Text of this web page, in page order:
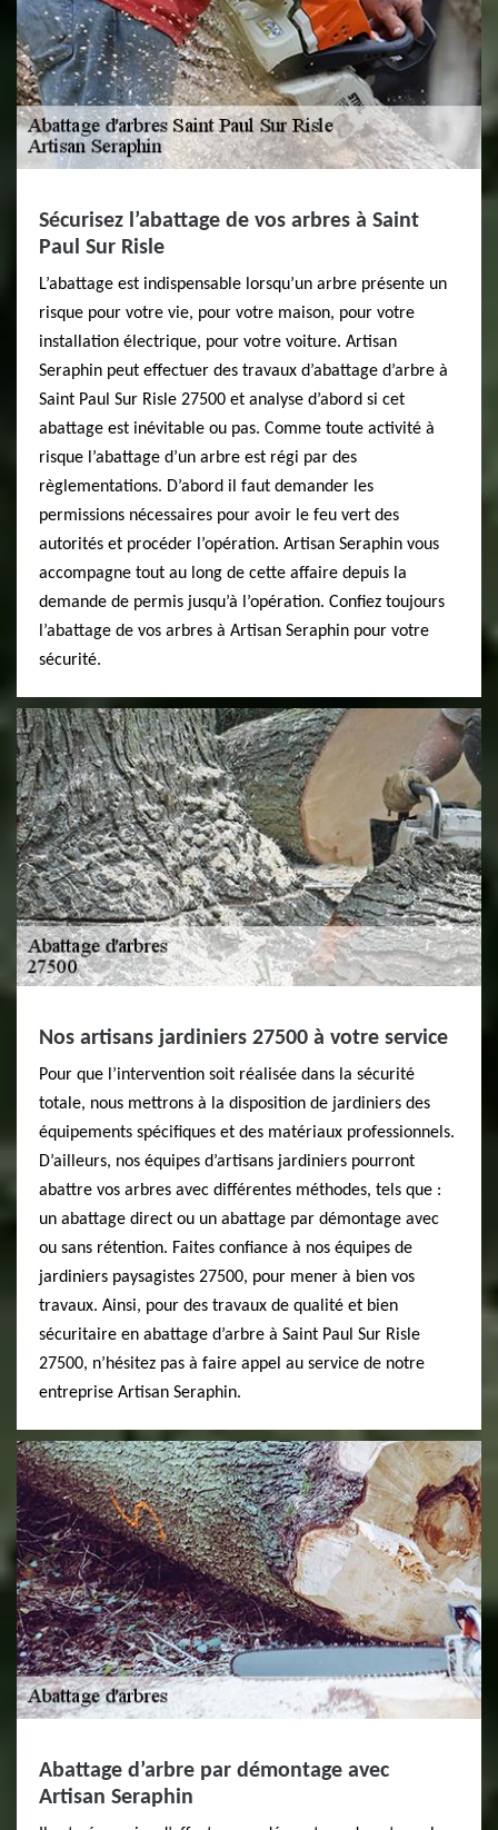
Sécurisez l’abattage de vos arbres à Saint
Paul Sur Risle
L’abattage est indispensable lorsqu’un arbre présente un
risque pour votre vie, pour votre maison, pour votre
installation électrique, pour votre voiture. Artisan
Seraphin peut effectuer des travaux d’abattage d’arbre à
Saint Paul Sur Risle 27500 et analyse d’abord si cet
abattage est inévitable ou pas. Comme toute activité à
risque l’abattage d’un arbre est régi par des
règlementations. D’abord il faut demander les
permissions nécessaires pour avoir le feu vert des
autorités et procéder l’opération. Artisan Seraphin vous
accompagne tout au long de cette affaire depuis la
demande de permis jusqu’à l’opération. Confiez toujours
l’abattage de vos arbres à Artisan Seraphin pour votre
sécurité.
Nos artisans jardiniers 27500 à votre service
Pour que l’intervention soit réalisée dans la sécurité
totale, nous mettrons à la disposition de jardiniers des
équipements spécifiques et des matériaux professionnels.
D’ailleurs, nos équipes d’artisans jardiniers pourront
abattre vos arbres avec différentes méthodes, tels que :
un abattage direct ou un abattage par démontage avec
ou sans rétention. Faites confiance à nos équipes de
jardiniers paysagistes 27500, pour mener à bien vos
travaux. Ainsi, pour des travaux de qualité et bien
sécuritaire en abattage d’arbre à Saint Paul Sur Risle
27500, n’hésitez pas à faire appel au service de notre
entreprise Artisan Seraphin.
Abattage d’arbre par démontage avec
Artisan Seraphin